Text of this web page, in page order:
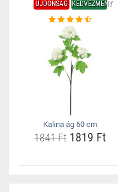
ÚJDONSÁG KEDVEZMÉNY
Kalina ág 60 cm
1841 Ft 1819 Ft